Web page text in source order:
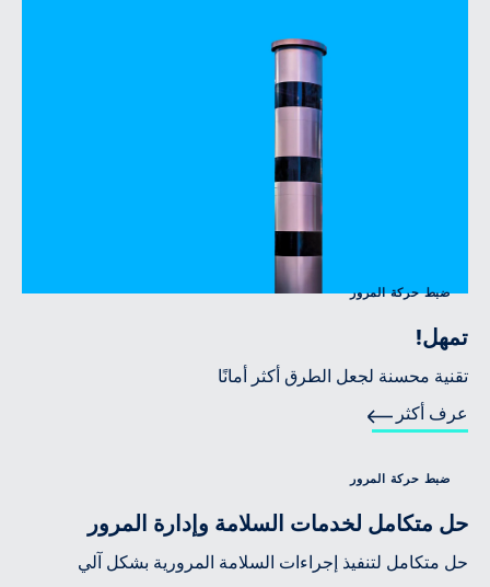
ضبط حركة المرور
تمهل!
تقنية محسنة لجعل الطرق أكثر أمانًا
عرف أكثر
ضبط حركة المرور
حل متكامل لخدمات السلامة وإدارة المرور
حل متكامل لتنفيذ إجراءات السلامة المرورية بشكل آلي